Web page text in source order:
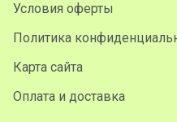
Условия оферты
Политика
Карта сайта
Оплата и доставка